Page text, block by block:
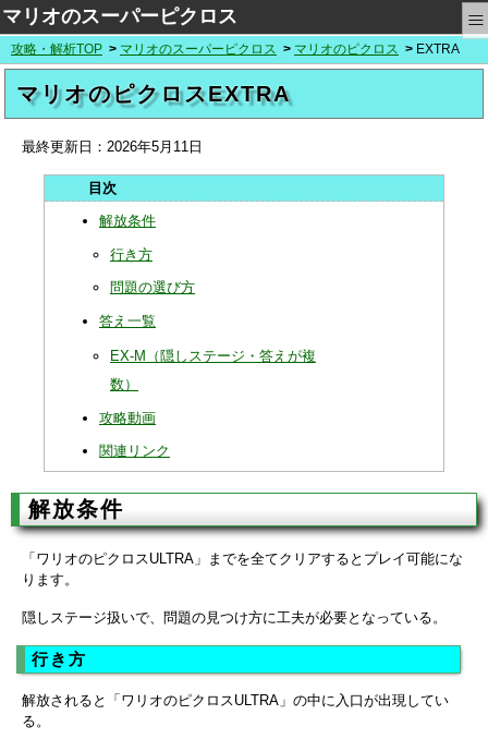
マリオのスーパーピクロス ≡
攻略・解析TOP マリオのスーパーピクロス マリオのピクロス EXTRA
マリオのピクロスEXTRA
最終更新日： 2026年5月11日
解放条件
行き方
問題の選び方
答え一覧
EX-M（隠しステージ・答えが複
数）
攻略動画
関連リンク
解放条件
「ワリオのピクロスULTRA」までを全てクリアするとプレイ可能にな
ります。
隠しステージ扱いで、問題の見つけ方に工夫が必要となっている。
行き方
解放されると「ワリオのピクロスULTRA」の中に入口が出現してい
る。